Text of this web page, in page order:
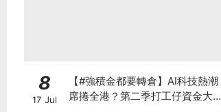
8
17 Jul
【#強積金都要轉倉】AI科技熱潮
席捲全港？第二季打工仔資金大遷